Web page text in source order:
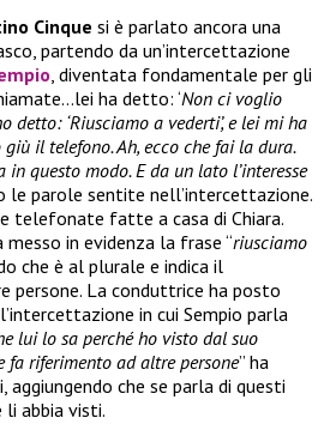
Cinque si è parlato ancora una
partendo da un’intercettazione
, diventata fondamentale per gli
ha detto: ‘Non ci voglio
detto: ‘Riusciamo a vederti’, e lei mi ha
il telefono. Ah, ecco che fai la dura.
questo modo. E da un lato l’interesse
le parole sentite nell’intercettazione.
telefonate fatte a casa di Chiara.
messo in evidenza la frase “riusciamo
che è al plurale e indica il
persone. La conduttrice ha posto
in cui Sempio parla
lui lo sa perché ho visto dal suo
fa riferimento ad altre persone” ha
che se parla di questi
abbia visti.